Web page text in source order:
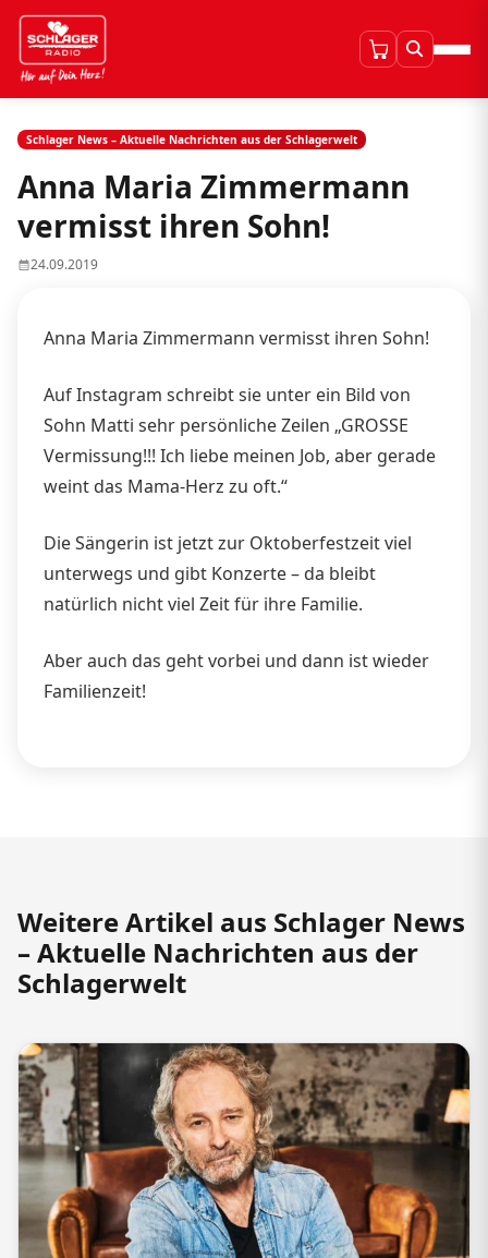
Schlager News – Aktuelle Nachrichten aus der Schlagerwelt
Anna Maria Zimmermann
vermisst ihren Sohn!
24.09.2019
Anna Maria Zimmermann vermisst ihren Sohn!
Auf Instagram schreibt sie unter ein Bild von
Sohn Matti sehr persönliche Zeilen „GROSSE
Vermissung!!! Ich liebe meinen Job, aber gerade
weint das Mama-Herz zu oft.“
Die Sängerin ist jetzt zur Oktoberfestzeit viel
unterwegs und gibt Konzerte – da bleibt
natürlich nicht viel Zeit für ihre Familie.
Aber auch das geht vorbei und dann ist wieder
Familienzeit!
Weitere Artikel aus Schlager News
– Aktuelle Nachrichten aus der
Schlagerwelt